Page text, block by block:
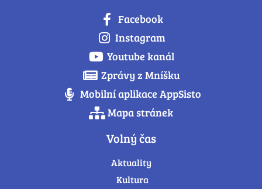
Facebook
Instagram
Youtube kanál
Zprávy z Mníšku
Mobilní aplikace AppSisto
Mapa stránek
Volný čas
Aktuality
Kultura